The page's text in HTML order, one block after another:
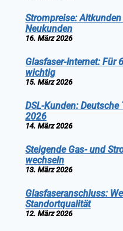
Strompreise:
Neukunden
16. März 2026
Glasfaser-Internet: Für
wichtig
15. März 2026
DSL-Kunden:
2026
14. März 2026
Steigende Gas- und
wechseln
13. März 2026
Glasfaseranschluss:
Standortqualität
12. März 2026